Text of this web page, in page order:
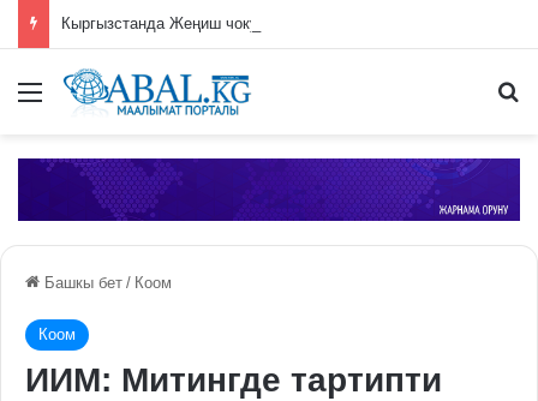
Меню
Башкы бет / Коом
Коом
ИИМ: Митингде тартипти